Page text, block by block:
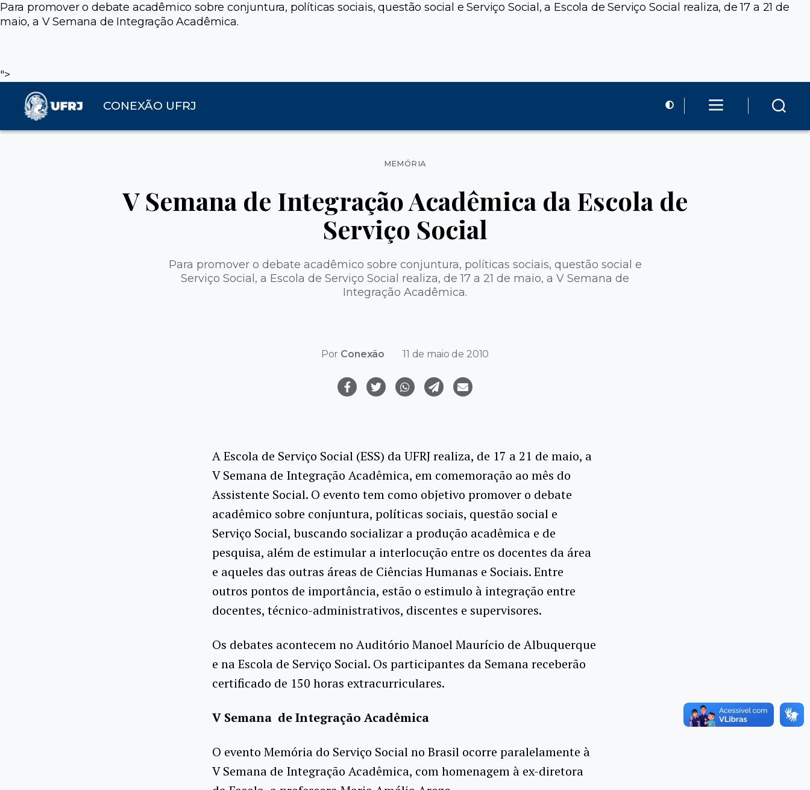
Para promover o debate acadêmico sobre conjuntura, políticas sociais, questão social e Serviço Social, a Escola de Serviço Social realiza, de 17 a 21 de
maio, a V Semana de Integração Acadêmica.
">
CONEXÃO UFRJ
Categorias
MEMÓRIA
V Semana de Integração Acadêmica da Escola de
Serviço Social
Para promover o debate acadêmico sobre conjuntura, políticas sociais, questão social e
Serviço Social, a Escola de Serviço Social realiza, de 17 a 21 de maio, a V Semana de
Integração Acadêmica.
Por Conexão 11 de maio de 2010
A Escola de Serviço Social (ESS) da UFRJ realiza, de 17 a 21 de maio, a
V Semana de Integração Acadêmica, em comemoração ao mês do
Assistente Social. O evento tem como objetivo promover o debate
acadêmico sobre conjuntura, políticas sociais, questão social e
Serviço Social, buscando socializar a produção acadêmica e de
pesquisa, além de estimular a interlocução entre os docentes da área
e aqueles das outras áreas de Ciências Humanas e Sociais.Entre
outros pontos de importância, estão o estimulo à integração entre
docentes, técnico-administrativos, discentes e supervisores.
Os debates acontecem no Auditório Manoel Maurício de Albuquerque
e na Escola de Serviço Social. Os participantes da Semana receberão
certificado de 150 horas extracurriculares.
V Semana de Integração Acadêmica
O evento Memória do Serviço Social no Brasil ocorre paralelamente à
V Semana de Integração Acadêmica, com homenagem à ex-diretora